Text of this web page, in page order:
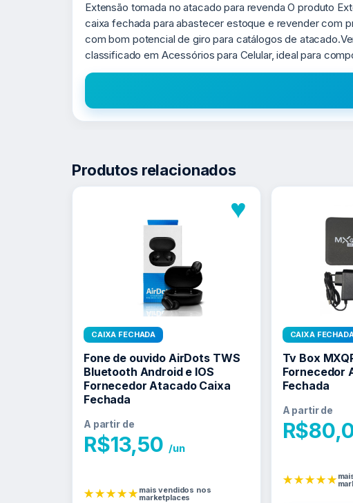
Extensão tomada no atacado para revenda O produto
caixa fechada para abastecer estoque e revender com
com bom potencial de giro para catálogos de
classificado em Acessórios para Celular, ideal para
Produtos relacionados
♥
CAIXA FECHADA
Fone de ouvido AirDots TWS
Bluetooth Android e IOS
Fornecedor Atacado Caixa
Fechada
A partir de
R$13,50 /un
★★★★★mais vendidos nos
marketplaces
CAIXA
Tv Box
Fornecedor
Fechada
A partir de
R$
★★★★★